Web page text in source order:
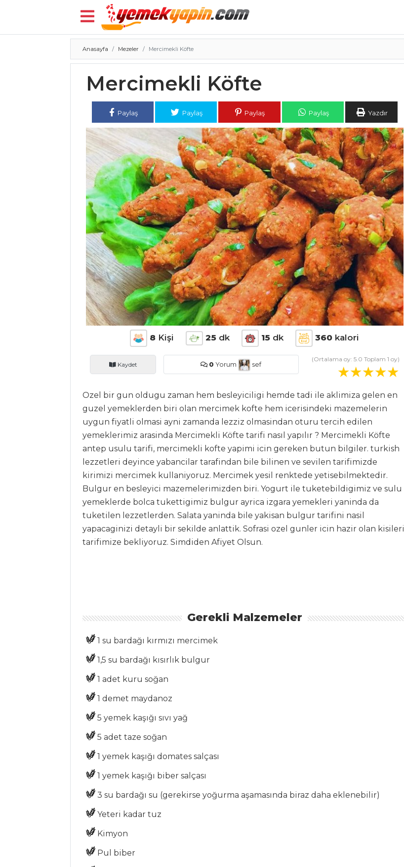
ŞEFİN TARİFLERİ
Kategoriler
HAMUR İŞLERI
YER FISTIKLI
KABAKLI VE
Parmesan Kasesi
Ve Fener Carpaccio
Deniz Börülceli
SALATALAR
Anasayfa Mezeler Mercimekli Köfte
Mercimekli Köfte
Paylaş Paylaş Paylaş Paylaş Yazdır
8 Kişi 25 dk 15 dk 360 kalori
Kaydet 0 Yorum sef
(Ortalama oy: 5.0 Toplam 1 oy)
Ozel bir gun oldugu zaman hem besleyiciligi hemde tadi ile aklimiza gelen en
guzel yemeklerden biri olan mercimek kofte hem icerisindeki mazemelerin
uygun fiyatli olmasi ayni zamanda lezziz olmasindan oturu tercih edilen
yemeklerimiz arasinda Mercimekli Köfte tarifi nasıl yapılır ? Mercimekli Köfte
antep usulu tarifi, mercimekli kofte yapimi icin gereken butun bilgiler. turkish
lezzetleri deyince yabancilar tarafindan bile bilinen ve sevilen tarifimizde
kirimizi mercimek kullaniyoruz. Mercimek yesil renktede yetisebilmektedir.
Bulgur en besleyici mazemelerimizden biri. Yogurt ile tuketebildigimiz ve sulu
yemeklerde bolca tukettigimiz bulgur ayrica izgara yemekleri yaninda da
tuketilen lezzetlerden. Salata yaninda bile yakisan bulgur tarifini nasil
yapacaginizi detayli bir sekilde anlattik. Sofrasi ozel gunler icin hazir olan kisileri
tarifimize bekliyoruz. Simdiden Afiyet Olsun.
Gerekli Malzemeler
1 su bardağı kırmızı mercimek
1,5 su bardağı kısırlık bulgur
1 adet kuru soğan
1 demet maydanoz
5 yemek kaşığı sıvı yağ
5 adet taze soğan
1 yemek kaşığı domates salçası
1 yemek kaşığı biber salçası
3 su bardağı su (gerekirse yoğurma aşamasında biraz daha eklenebilir)
Yeteri kadar tuz
Kimyon
Pul biber